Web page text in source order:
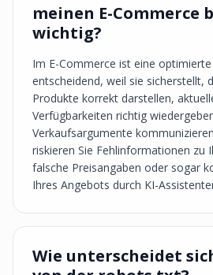
meinen E-Commerce
wichtig?
Im E-Commerce ist eine
entscheidend, weil sie sicherstellt,
Produkte korrekt darstellen,
Verfügbarkeiten richtig
Verkaufsargumente
riskieren Sie Fehlinformationen zu
falsche Preisangaben oder sogar
Ihres Angebots durch KI-
Wie unterscheidet